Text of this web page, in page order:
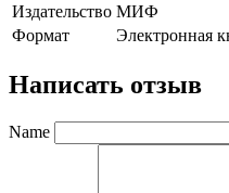
Издательство МИФ
Формат
Электронная
Написать отзыв
Name